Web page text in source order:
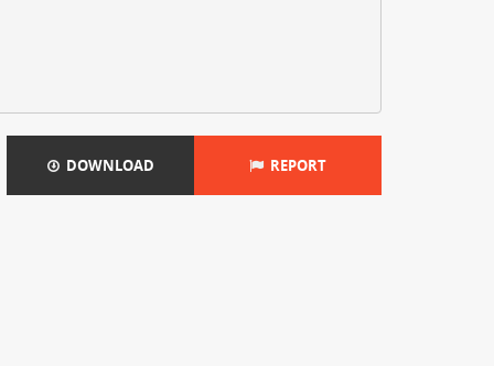
DOWNLOAD REPORT